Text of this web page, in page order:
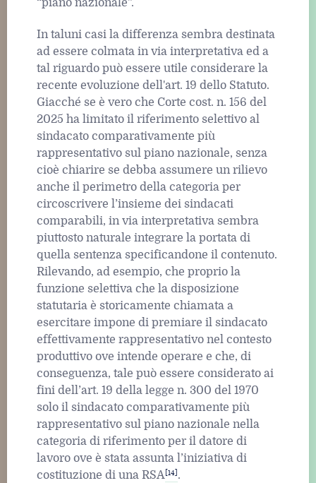
“piano nazionale”.
In taluni casi la differenza sembra destinata
ad essere colmata in via interpretativa ed a
tal riguardo può essere utile considerare la
recente evoluzione dell'art. 19 dello Statuto.
Giacché se è vero che Corte cost. n. 156 del
2025 ha limitato il riferimento selettivo al
sindacato comparativamente più
rappresentativo sul piano nazionale, senza
cioè chiarire se debba assumere un rilievo
anche il perimetro della categoria per
circoscrivere l’insieme dei sindacati
comparabili, in via interpretativa sembra
piuttosto naturale integrare la portata di
quella sentenza specificandone il contenuto.
Rilevando, ad esempio, che proprio la
funzione selettiva che la disposizione
statutaria è storicamente chiamata a
esercitare impone di premiare il sindacato
effettivamente rappresentativo nel contesto
produttivo ove intende operare e che, di
conseguenza, tale può essere considerato ai
fini dell’art. 19 della legge n. 300 del 1970
solo il sindacato comparativamente più
rappresentativo sul piano nazionale nella
categoria di riferimento per il datore di
lavoro ove è stata assunta l’iniziativa di
costituzione di una RSA [14] .